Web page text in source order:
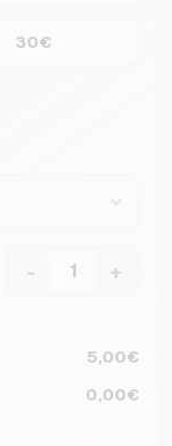
30€
- +
5,00€
0,00€